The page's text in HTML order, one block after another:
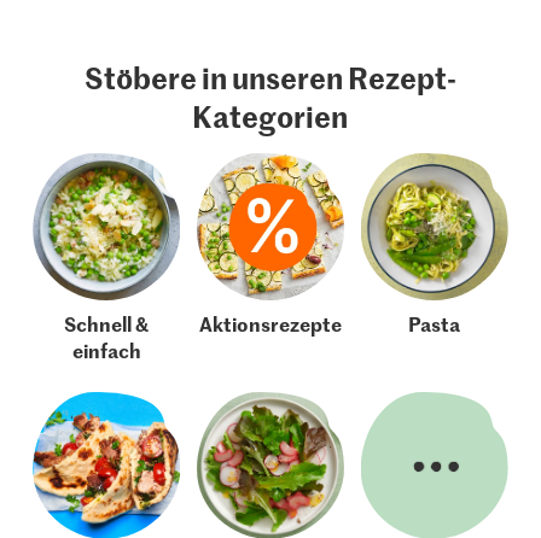
Stöbere in unseren Rezept-
Kategorien
Schnell &
einfach
Aktionsrezepte Pasta